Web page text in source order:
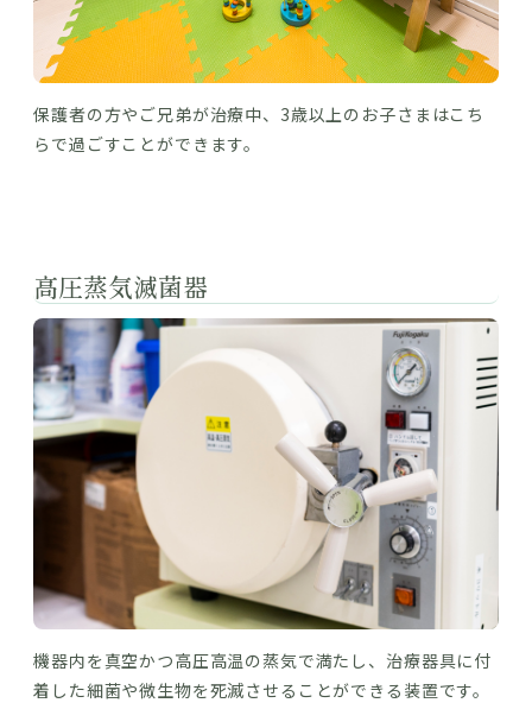
保護者の方やご兄弟が治療中、3歳以上のお子さまはこち
らで過ごすことができます。
高圧蒸気滅菌器
機器内を真空かつ高圧高温の蒸気で満たし、治療器具に付
着した細菌や微生物を死滅させることができる装置です。